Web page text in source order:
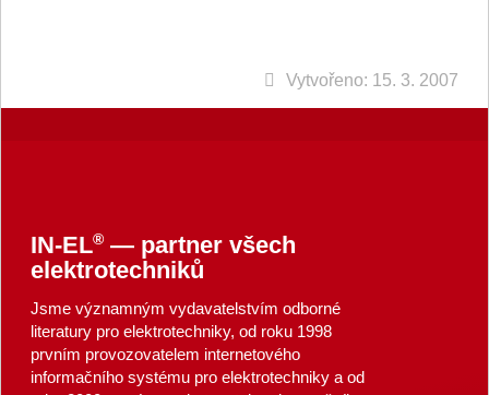
Vytvořeno: 15. 3. 2007
IN-EL®— partner všech
elektrotechniků
Jsme významným vydavatelstvím odborné
literatury pro elektrotechniky, od roku 1998
prvním provozovatelem internetového
informačního systému pro elektrotechniky a od